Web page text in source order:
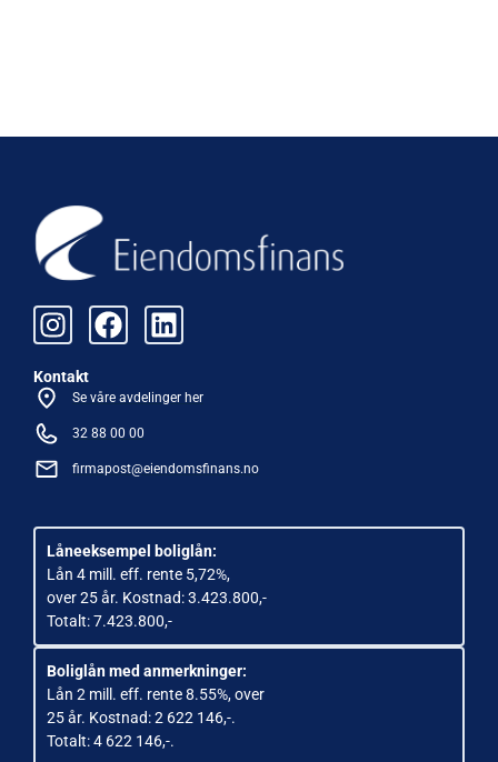
Kontakt
Se våre avdelinger her
32 88 00 00
firmapost@eiendomsfinans.no
Låneeksempel boliglån:
Lån 4 mill. eff. rente 5,72%,
over 25 år. Kostnad: 3.423.800,-
Totalt: 7.423.800,-
Boliglån med anmerkninger:
Lån 2 mill. eff. rente 8.55%, over
25 år. Kostnad: 2 622 146,-.
Totalt: 4 622 146,-.